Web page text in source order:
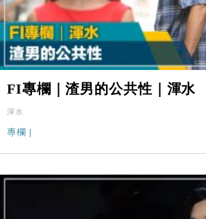
FI專欄｜渣男的公共性｜渾水
渾水
專欄 |